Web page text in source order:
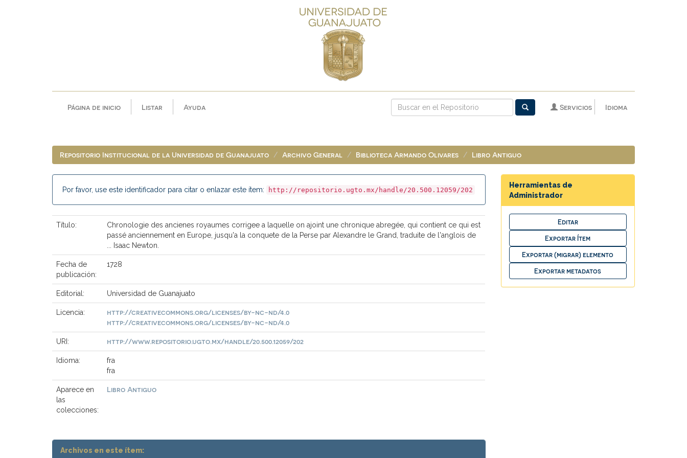
Página de inicio Listar Ayuda Idioma
Servicios
Repositorio Institucional de la Universidad de Guanajuato Archivo General Biblioteca Armando Olivares Libro Antiguo
Por favor, use este identificador para citar o enlazar este ítem: http://repositorio.ugto.mx/handle/20.500.12059/202
Título:
Chronologie des ancienes royaumes corrigee a laquelle on ajoint une chronique abregée, qui contient ce qui est
passé anciennement en Europe, jusqu'a la conquete de la Perse par Alexandre le Grand, traduite de l'anglois de
... Isaac Newton.
Fecha de
publicación:
1728
Editorial: Universidad de Guanajuato
Licencia:
http://creativecommons.org/licenses/by-nc-nd/4.0
http://creativecommons.org/licenses/by-nc-nd/4.0
URI: http://www.repositorio.ugto.mx/handle/20.500.12059/202
Idioma:
fra
fra
Aparece en
las
colecciones:
Libro Antiguo
Archivos en este ítem:
Herramientas de
Administrador